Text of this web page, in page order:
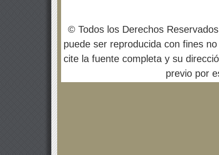
© Todos los Derechos
puede ser reproducida con fines
cite la fuente completa y su
previo por